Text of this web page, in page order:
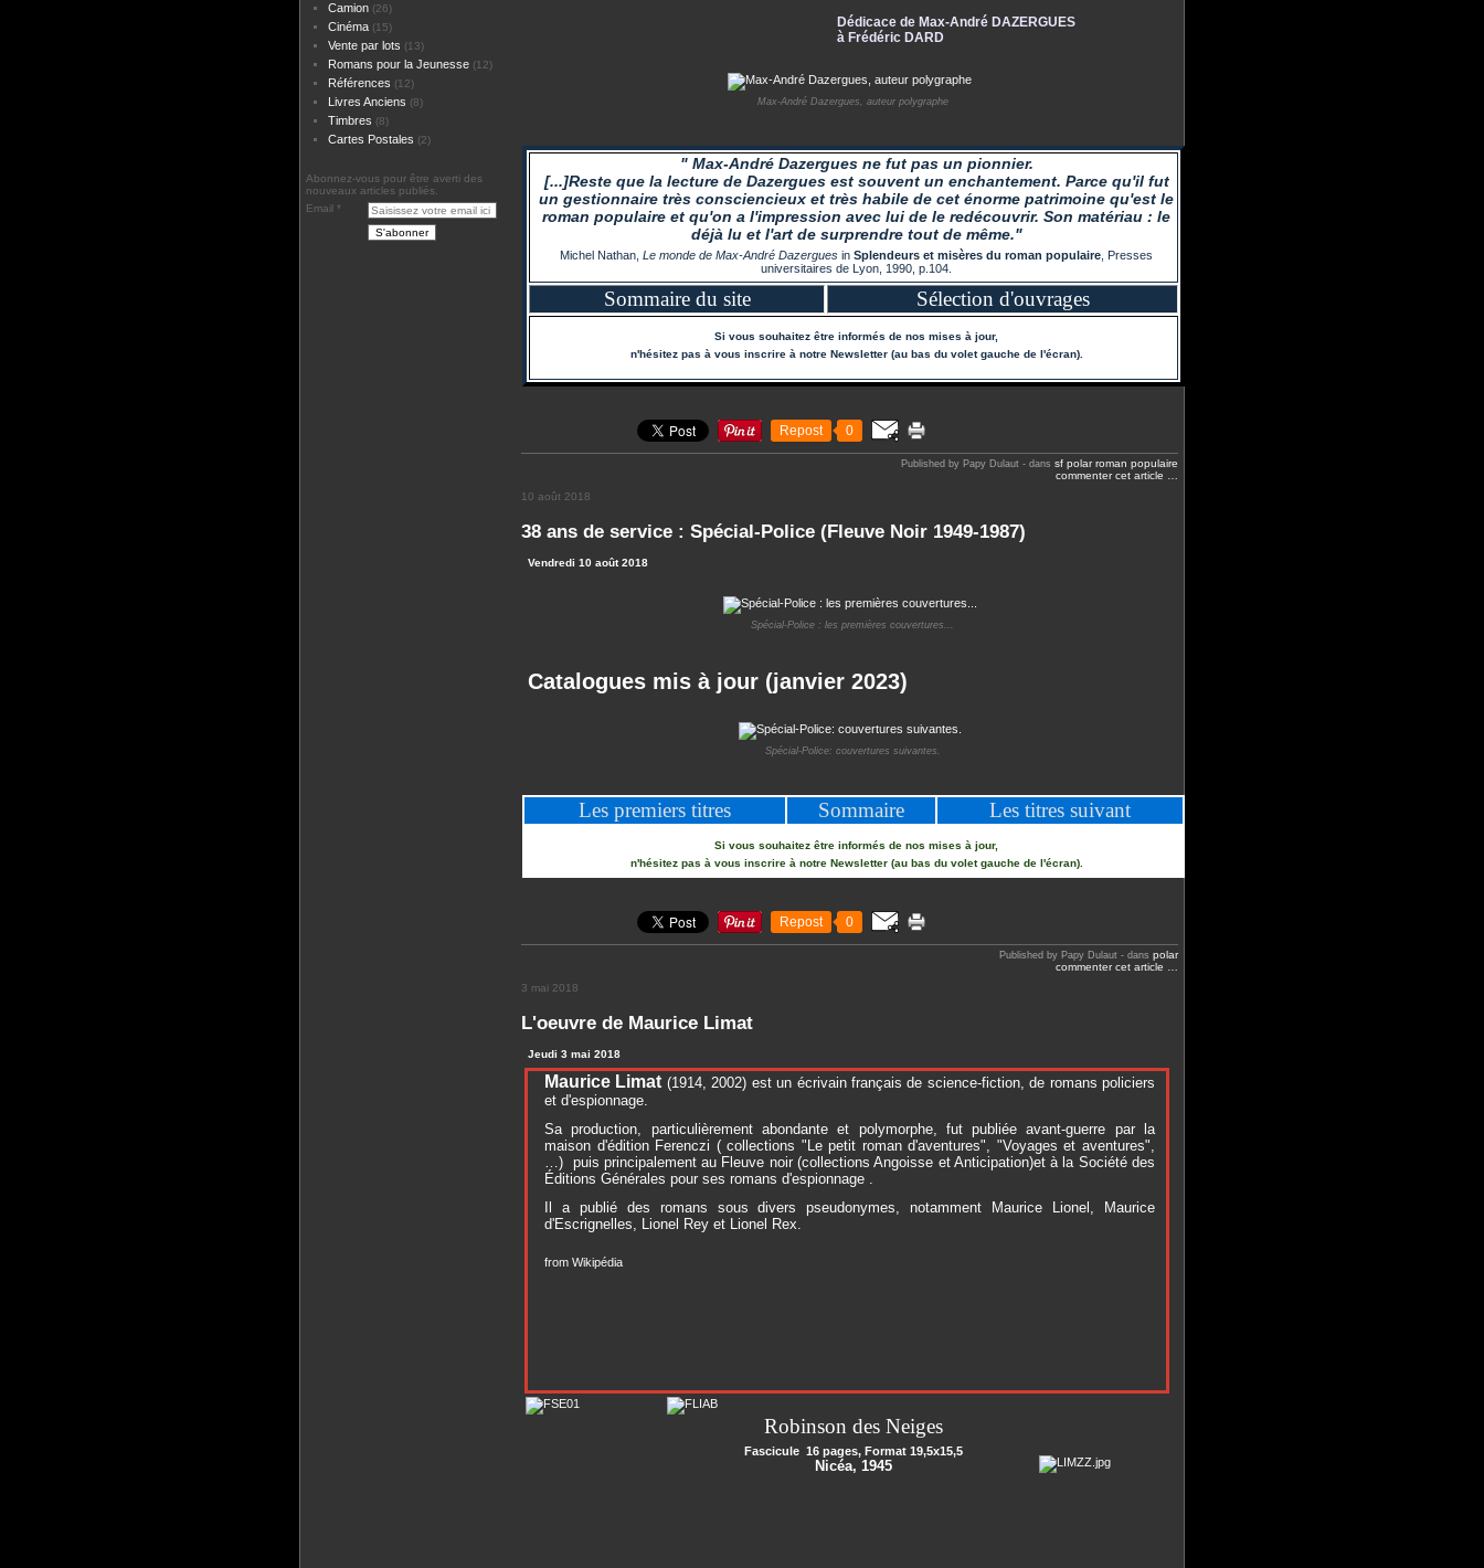
Camion (26)
Cinéma (15)
Vente par lots (13)
Romans pour la Jeunesse (12)
Références (12)
Livres Anciens (8)
Timbres (8)
Cartes Postales (2)
Abonnez-vous pour être averti des
nouveaux articles publiés.
Email
Dédicace de Max-André DAZERGUES
à Frédéric DARD
Max-André Dazergues, auteur polygraphe
" Max-André Dazergues ne fut pas un pionnier.
[...]Reste que la lecture de Dazergues est souvent un enchantement. Parce qu'il fut
un gestionnaire très consciencieux et très habile de cet énorme patrimoine qu'est le
roman populaire et qu'on a l'impression avec lui de le redécouvrir. Son matériau : le
déjà lu et l'art de surprendre tout de même."
Michel Nathan, Le monde de Max-André Dazergues in Splendeurs et misères du roman populaire , Presses
universitaires de Lyon, 1990, p.104.
Sommaire du site Sélection d'ouvrages
Si vous souhaitez être informés de nos mises à jour,
n'hésitez pas à vous inscrire à notre Newsletter (au bas du volet gauche de l'écran).
Repost 0
Published by Papy Dulaut - dans sf polar roman populaire
commenter cet article
10 août 2018
38 ans de service : Spécial-Police (Fleuve Noir 1949-1987)
Vendredi 10 août 2018
Spécial-Police : les premières couvertures...
Catalogues mis à jour (janvier 2023)
Spécial-Police: couvertures suivantes.
Les premiers titres Sommaire Les titres suivant
Si vous souhaitez être informés de nos mises à jour,
n'hésitez pas à vous inscrire à notre Newsletter (au bas du volet gauche de l'écran).
Repost 0
Published by Papy Dulaut - dans polar
commenter cet article
3 mai 2018
L'oeuvre de Maurice Limat
Jeudi 3 mai 2018
Maurice Limat (1914, 2002) est un écrivain français de science-fiction, de romans policiers
et d'espionnage.
Sa production, particulièrement abondante et polymorphe, fut publiée avant-guerre par la
maison d'édition Ferenczi ( collections "Le petit roman d'aventures", "Voyages et aventures",
…) puis principalement au Fleuve noir (collections Angoisse et Anticipation)et à la Société des
Éditions Générales pour ses romans d'espionnage .
Il a publié des romans sous divers pseudonymes, notamment Maurice Lionel, Maurice
d'Escrignelles, Lionel Rey et Lionel Rex.
from Wikipédia
Robinson des Neiges
Fascicule 16 pages, Format 19,5x15,5
Nicéa, 1945